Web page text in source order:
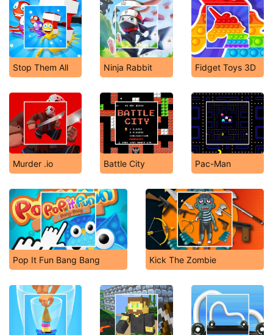
Stop Them All Ninja Rabbit Fidget Toys 3D
Murder .io Battle City Pac-Man
Pop It Fun Bang Bang Kick The Zombie